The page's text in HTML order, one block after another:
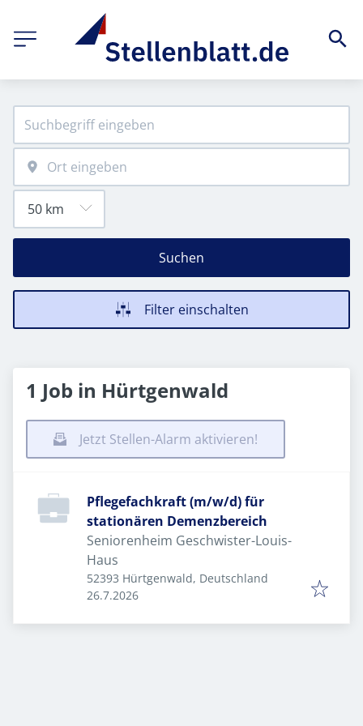
Suchen
Filter einschalten
1 Job in Hürtgenwald
Jetzt Stellen-Alarm aktivieren!
Pflegefachkraft (m/w/d) für
stationären Demenzbereich
Seniorenheim Geschwister-Louis-
Haus
52393 Hürtgenwald, Deutschland
Veröffentlicht
26.7.2026